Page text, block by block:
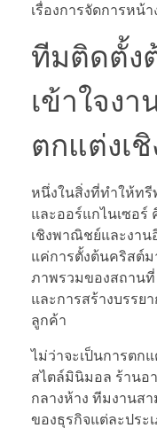
เรื่องการจัดการหน้า
ทีมติดตั้ง
เข้าใจง
ตกแต่งเ
หนึ่งในสิ่งที่ทำให้ท
และออร์แกไนเซอ
เชิงพาณิชย์และงาน
แค่การตั้งต้นคริสต์
ภาพรวมของสถาน
และการสร้างบรรย
ลูกค้า
ไม่ว่าจะเป็นการตก
สไตล์มินิมอล ร้านอ
กลางห้าง ทีมงานส
ของธุรกิจแต่ละประ